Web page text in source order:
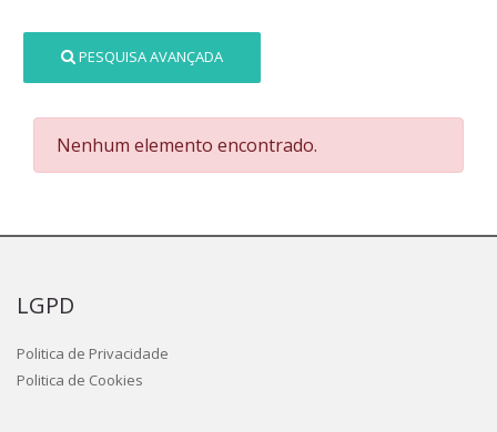
PESQUISA AVANÇADA
Nenhum elemento encontrado.
LGPD
Politica de Privacidade
Politica de Cookies